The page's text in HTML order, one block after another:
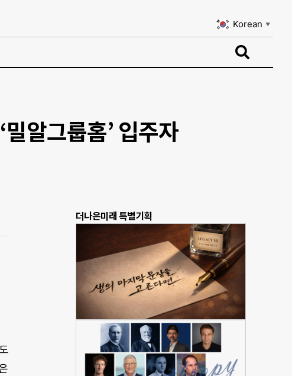
Korean ▼
알그룹홈’ 입주자
더나은미래 특별기획